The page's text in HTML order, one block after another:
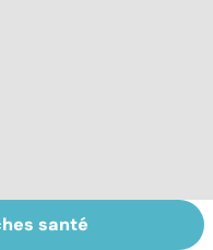
des
santé